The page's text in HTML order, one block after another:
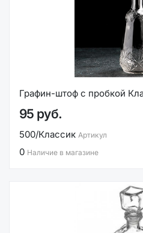
Графин-штоф с пробкой
95 руб.
500/Классик Артикул
0 Наличие в магазине